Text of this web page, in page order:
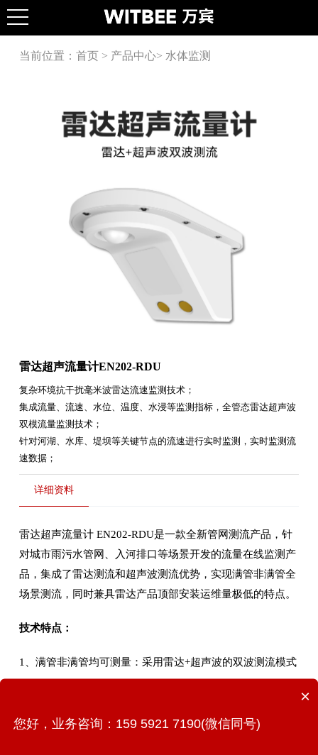
当前位置： 首页> 产品中心> 水体监测
雷达超声流量计EN202-RDU
复杂环境抗干扰毫米波雷达流速监测技术；
集成流量、流速、水位、温度、水浸等监测指标，全管态雷达超声波
双模流量监测技术；
针对河湖、水库、堤坝等关键节点的流速进行实时监测，实时监测流
速数据；
详细资料
雷达超声流量计 EN202-RDU是一款全新管网测流产品，针
对城市雨污水管网、入河排口等场景开发的流量在线监测产
品，集成了雷达测流和超声波测流优势，实现满管非满管全
场景测流，同时兼具雷达产品顶部安装运维量极低的特点。
技术特点：
1、满管非满管均可测量：采用雷达+超声波的双波测流模式
3、无需下井安装：极大提高人员和设备安全性，后期运维
×
您好，业务咨询：159 5921 7190(微信同号)